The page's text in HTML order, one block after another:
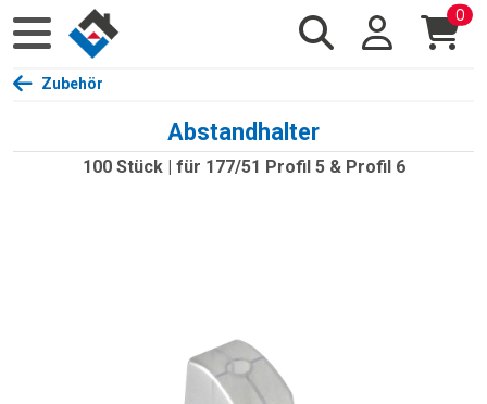
0
Zubehör
Abstandhalter
100 Stück | für 177/51 Profil 5 & Profil 6